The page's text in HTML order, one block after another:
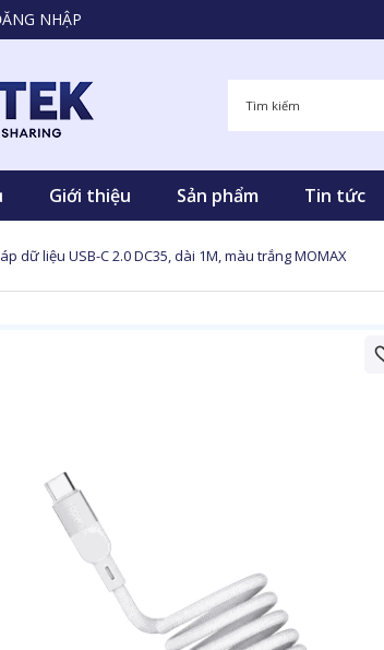
NHẬP
Giới thiệu Sản phẩm Tin tức
dữ liệu USB-C 2.0 DC35, dài 1M, màu trắng MOMAX